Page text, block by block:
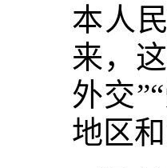
本人
来，
外交
地区